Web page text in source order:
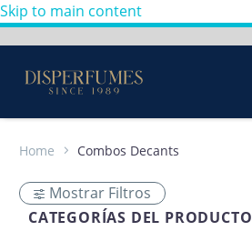
Skip to main content
Home Combos Decants
Mostrar Filtros
CATEGORÍAS DEL PRODUCTO